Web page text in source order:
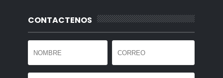
CONTACTENOS